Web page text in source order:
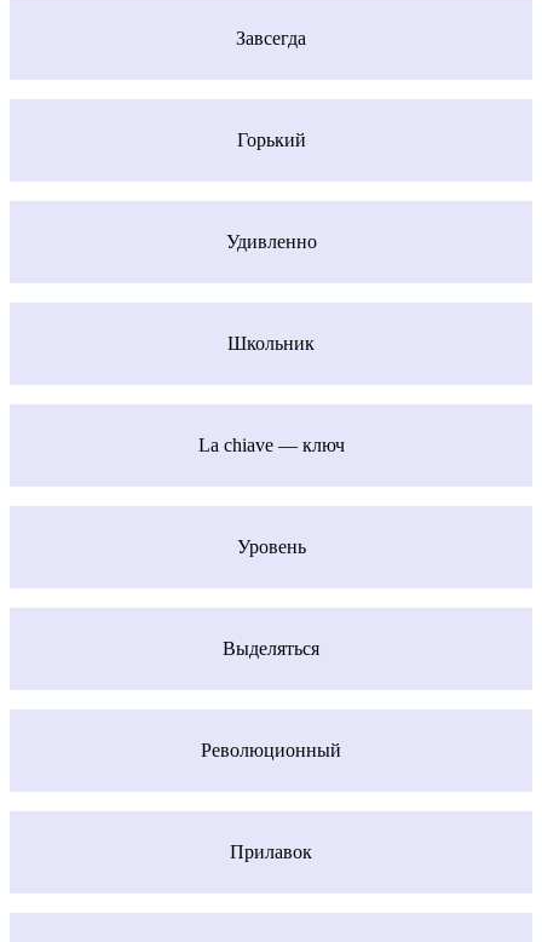
Завсегда
Горький
Удивленно
Школьник
La chiave — ключ
Уровень
Выделяться
Революционный
Прилавок